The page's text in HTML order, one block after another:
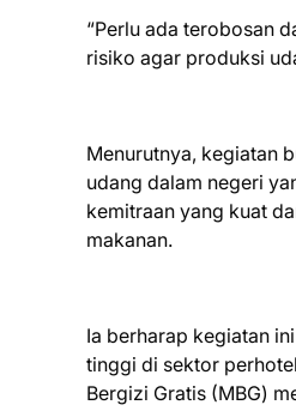
“Perlu ada terobosan
risiko agar produksi
Menurutnya, kegiatan
udang dalam negeri
kemitraan yang kuat
makanan.
Ia berharap kegiatan
tinggi di sektor
Bergizi Gratis (MBG)